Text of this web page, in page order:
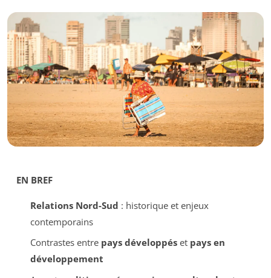
EN BREF
Relations Nord-Sud : historique et enjeux
contemporains
Contrastes entre pays développéset pays en
développement